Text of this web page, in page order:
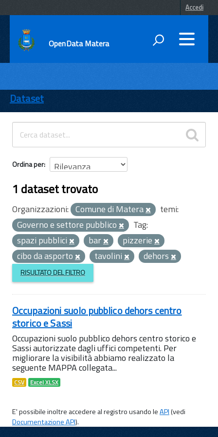
Accedi
OpenData Matera
ENTI
TEMI
INFORMAZIONI
Dataset
Ordina per
1 dataset trovato
Organizzazioni: Comune di Matera
temi:
Governo e settore pubblico
Tag:
spazi pubblici
bar
pizzerie
cibo da asporto
tavolini dehors
RISULTATO DEL FILTRO
Occupazioni suolo pubblico dehors centro
storico e Sassi
Occupazioni suolo pubblico dehors centro storico e
Sassi autorizzate dagli uffici competenti. Per
migliorare la visibilità abbiamo realizzato la
seguente MAPPA collegata...
CSV Excel XLSX
E' possibile inoltre accedere al registro usando leAPI(vedi
Documentazione API).